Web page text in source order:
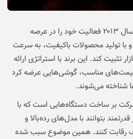
شرکت چینی وان پلاس از سال ۲۰۱۳ فعالیت خود را در عرصه
با تولید محصولات باکیفیت، به سرعت
تثبیت کند. این برند با استراتژی ارائه
مناسب، گوشی‌هایی عرضه کرد
شناخته می‌شوند.
بر ساخت دستگاه‌هایی است که با
بتوانند با مدل‌های رده‌بالا و
رقابت کنند. همین موضوع سبب شده